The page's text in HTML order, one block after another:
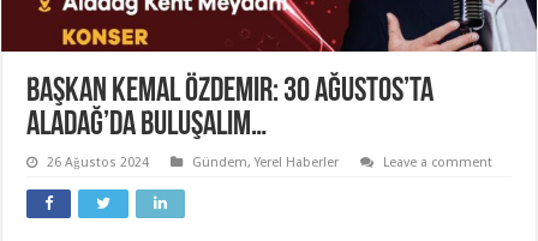
Başkan Kemal Özdemir: 30 Ağustos’ta
Aladağ’da buluşalım…
26 Ağustos 2024 Gündem,Yerel Haberler Leave a comment